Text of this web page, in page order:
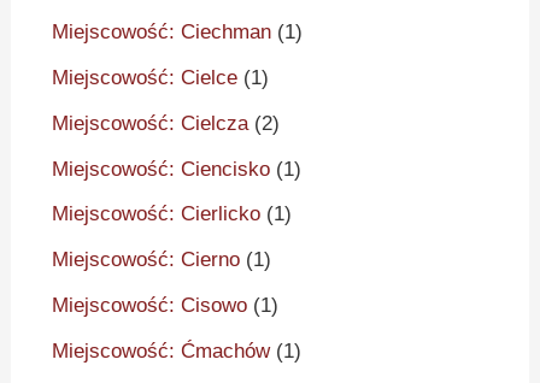
Miejscowość: Ciechman (1)
Miejscowość: Cielce (1)
Miejscowość: Cielcza (2)
Miejscowość: Ciencisko (1)
Miejscowość: Cierlicko (1)
Miejscowość: Cierno (1)
Miejscowość: Cisowo (1)
Miejscowość: Ćmachów(1)